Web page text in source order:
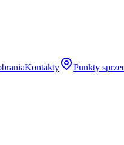
Kontakty Punkty